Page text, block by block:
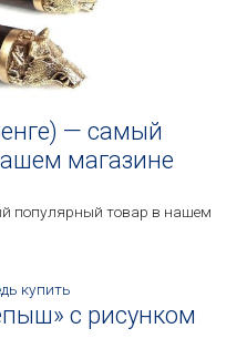
— самый
магазине
популярный товар в нашем
с рисунком